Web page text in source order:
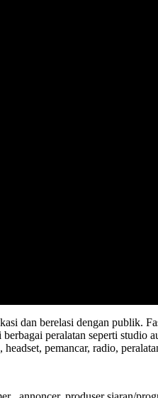
dan berelasi dengan publik.
peralatan seperti studio
pemancar, radio,